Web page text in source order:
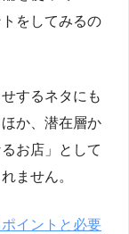
をしてみるの
するネタにも
か、潜在層か
お店」として
ません。
イントと必要